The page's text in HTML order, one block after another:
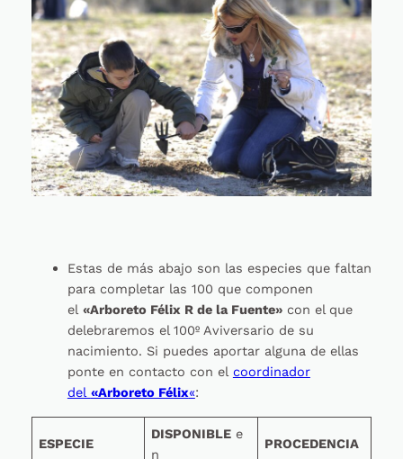
Estas de más abajo son las especies que faltan
para completar las 100 que componen
el «Arboreto Félix R de la Fuente»con el que
delebraremos el 100º Aviversario de su
nacimiento. Si puedes aportar alguna de ellas
ponte en contacto con el coordinador
del «Arboreto Félix«:
ESPECIE
DISPONIBLE e
n
PROCEDENCIA